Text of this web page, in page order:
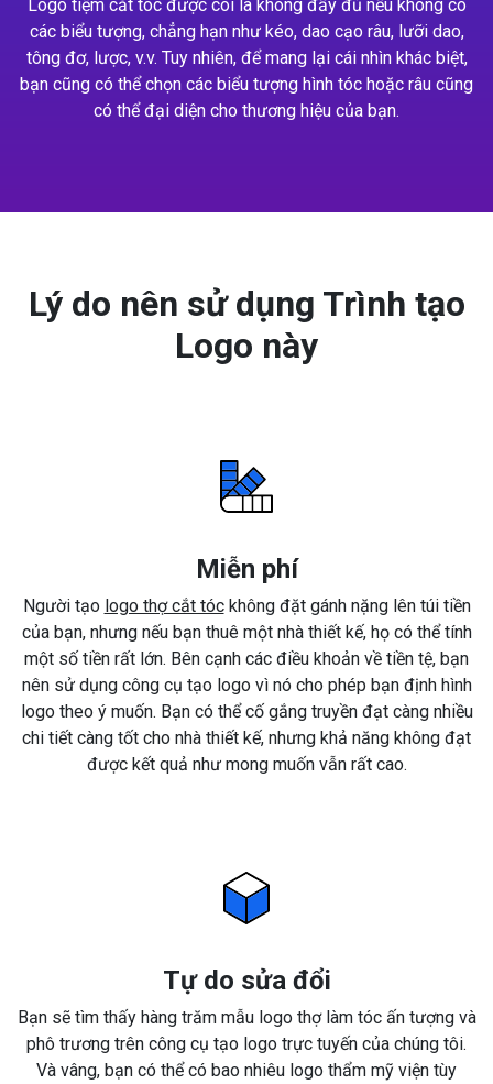
Logo tiệm cắt tóc được coi là không đầy đủ nếu không có
các biểu tượng, chẳng hạn như kéo, dao cạo râu, lưỡi dao,
tông đơ, lược, v.v. Tuy nhiên, để mang lại cái nhìn khác biệt,
bạn cũng có thể chọn các biểu tượng hình tóc hoặc râu cũng
có thể đại diện cho thương hiệu của bạn.
Lý do nên sử dụng Trình tạo
Logo này
Miễn phí
Người tạo logo thợ cắt tóckhông đặt gánh nặng lên túi tiền
của bạn, nhưng nếu bạn thuê một nhà thiết kế, họ có thể tính
một số tiền rất lớn. Bên cạnh các điều khoản về tiền tệ, bạn
nên sử dụng công cụ tạo logo vì nó cho phép bạn định hình
logo theo ý muốn. Bạn có thể cố gắng truyền đạt càng nhiều
chi tiết càng tốt cho nhà thiết kế, nhưng khả năng không đạt
được kết quả như mong muốn vẫn rất cao.
Tự do sửa đổi
Bạn sẽ tìm thấy hàng trăm mẫu logo thợ làm tóc ấn tượng và
phô trương trên công cụ tạo logo trực tuyến của chúng tôi.
Và vâng, bạn có thể có bao nhiêu logo thẩm mỹ viện tùy